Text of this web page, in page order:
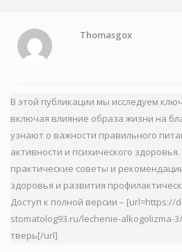
Thomasgox
В этой публикации мы исследуем
включая влияние образа жизни на
узнают о важности правильного
активности и психического
практические советы и
здоровья и развития
Доступ к полной версии – [url=https://
stomatolog93.ru/lechenie-alkogolizma-
тверь[/url]